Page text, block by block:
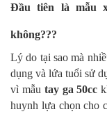
Đầu tiên là mẫu
không???
Lý do tại sao mà
dụng và lứa tuổi sử
vì mẫu tay ga 50cc
huynh lựa chọn cho